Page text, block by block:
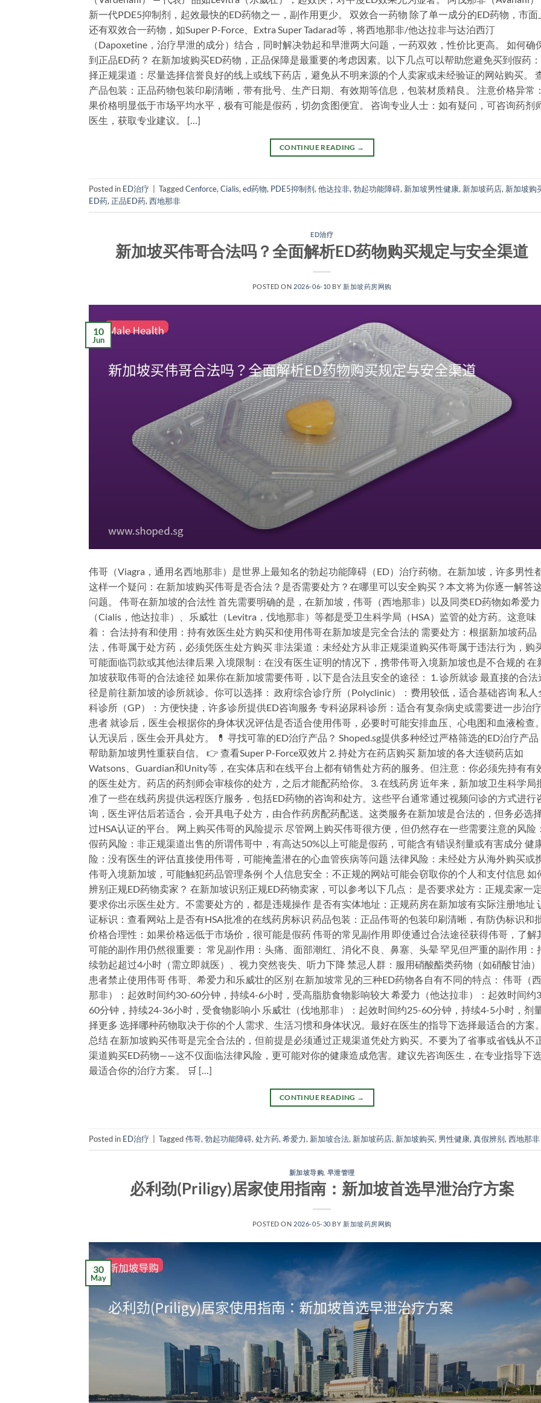
新一代PDE5抑制剂，起效最快的ED药物之一，副作用更少。 双效合一药物 除了单一成分的ED药物，市面
还有双效合一药物，如Super P-Force、Extra Super Tadarad等，将西地那非/他达拉非与达泊西汀
（Dapoxetine，治疗早泄的成分）结合，同时解决勃起和早泄两大问题，一药双效，性价比更高。 如何确
到正品ED药？ 在新加坡购买ED药物，正品保障是最重要的考虑因素。以下几点可以帮助您避免买到假药
择正规渠道：尽量选择信誉良好的线上或线下药店，避免从不明来源的个人卖家或未经验证的网站购买。
产品包装：正品药物包装印刷清晰，带有批号、生产日期、有效期等信息，包装材质精良。 注意价格异常
果价格明显低于市场平均水平，极有可能是假药，切勿贪图便宜。 咨询专业人士：如有疑问，可咨询药剂
医生，获取专业建议。 […]
CONTINUE READING →
Posted in ED治疗 TaggedCenforce,Cialis,ed药物, PDE5抑制剂,他达拉非,勃起功能障碍, 新加坡男性健康, 新加坡药店, 新加坡购
ED药,正品ED药,西地那非
ED治疗
新加坡买伟哥合法吗？全面解析ED药物购买规定与安全渠道
POSTED ON 2026-06-10 BY 新加坡药房网购
10
Jun
伟哥（Viagra，通用名西地那非）是世界上最知名的勃起功能障碍（ED）治疗药物。在新加坡，许多男性
这样一个疑问：在新加坡购买伟哥是否合法？是否需要处方？在哪里可以安全购买？本文将为你逐一解答
问题。 伟哥在新加坡的合法性 首先需要明确的是，在新加坡，伟哥（西地那非）以及同类ED药物如希爱力
（Cialis，他达拉非）、乐威壮（Levitra，伐地那非）等都是受卫生科学局（HSA）监管的处方药。这意味
着： 合法持有和使用：持有效医生处方购买和使用伟哥在新加坡是完全合法的 需要处方：根据新加坡药品
法，伟哥属于处方药，必须凭医生处方购买 非法渠道：未经处方从非正规渠道购买伟哥属于违法行为，购
可能面临罚款或其他法律后果 入境限制：在没有医生证明的情况下，携带伟哥入境新加坡也是不合规的 在
加坡获取伟哥的合法途径 如果你在新加坡需要伟哥，以下是合法且安全的途径： 1. 诊所就诊 最直接的合法
径是前往新加坡的诊所就诊。你可以选择： 政府综合诊疗所（Polyclinic）：费用较低，适合基础咨询 私人
科诊所（GP）：方便快捷，许多诊所提供ED咨询服务 专科泌尿科诊所：适合有复杂病史或需要进一步治
患者 就诊后，医生会根据你的身体状况评估是否适合使用伟哥，必要时可能安排血压、心电图和血液检查
认无误后，医生会开具处方。 💊 寻找可靠的ED治疗产品？ Shoped.sg提供多种经过严格筛选的ED治疗产品
帮助新加坡男性重获自信。 👉 查看Super P-Force双效片 2. 持处方在药店购买 新加坡的各大连锁药店如
Watsons、Guardian和Unity等，在实体店和在线平台上都有销售处方药的服务。但注意：你必须先持有有
的医生处方。药店的药剂师会审核你的处方，之后才能配药给你。 3. 在线药房 近年来，新加坡卫生科学局
准了一些在线药房提供远程医疗服务，包括ED药物的咨询和处方。这些平台通常通过视频问诊的方式进行
询，医生评估后若适合，会开具电子处方，由合作药房配药配送。这类服务在新加坡是合法的，但务必选
过HSA认证的平台。 网上购买伟哥的风险提示 尽管网上购买伟哥很方便，但仍然存在一些需要注意的风险：
假药风险：非正规渠道出售的所谓伟哥中，有高达50%以上可能是假药，可能含有错误剂量或有害成分 健
险：没有医生的评估直接使用伟哥，可能掩盖潜在的心血管疾病等问题 法律风险：未经处方从海外购买或
伟哥入境新加坡，可能触犯药品管理条例 个人信息安全：不正规的网站可能会窃取你的个人和支付信息 如
辨别正规ED药物卖家？ 在新加坡识别正规ED药物卖家，可以参考以下几点： 是否要求处方：正规卖家一
要求你出示医生处方。不需要处方的，都是违规操作 是否有实体地址：正规药房在新加坡有实际注册地址
证标识：查看网站上是否有HSA批准的在线药房标识 药品包装：正品伟哥的包装印刷清晰，有防伪标识和
价格合理性：如果价格远低于市场价，很可能是假药 伟哥的常见副作用 即使通过合法途径获得伟哥，了解
可能的副作用仍然很重要： 常见副作用：头痛、面部潮红、消化不良、鼻塞、头晕 罕见但严重的副作用：
续勃起超过4小时（需立即就医）、视力突然丧失、听力下降 禁忌人群：服用硝酸酯类药物（如硝酸甘油
患者禁止使用伟哥 伟哥、希爱力和乐威壮的区别 在新加坡常见的三种ED药物各自有不同的特点： 伟哥（
那非）：起效时间约30-60分钟，持续4-6小时，受高脂肪食物影响较大 希爱力（他达拉非）：起效时间约
60分钟，持续24-36小时，受食物影响小 乐威壮（伐地那非）：起效时间约25-60分钟，持续4-5小时，剂
择更多 选择哪种药物取决于你的个人需求、生活习惯和身体状况。最好在医生的指导下选择最适合的方案。
总结 在新加坡购买伟哥是完全合法的，但前提是必须通过正规渠道凭处方购买。不要为了省事或省钱从不
渠道购买ED药物——这不仅面临法律风险，更可能对你的健康造成危害。建议先咨询医生，在专业指导下
最适合你的治疗方案。 🛒 […]
CONTINUE READING →
Posted in ED治疗 Tagged伟哥, 勃起功能障碍, 处方药, 希爱力, 新加坡合法, 新加坡药店, 新加坡购买, 男性健康, 真假辨别, 西地那非
新加坡导购 早泄管理
必利劲(Priligy)居家使用指南：新加坡首选早泄治疗方案
POSTED ON 2026-05-30 BY 新加坡药房网购
30
May